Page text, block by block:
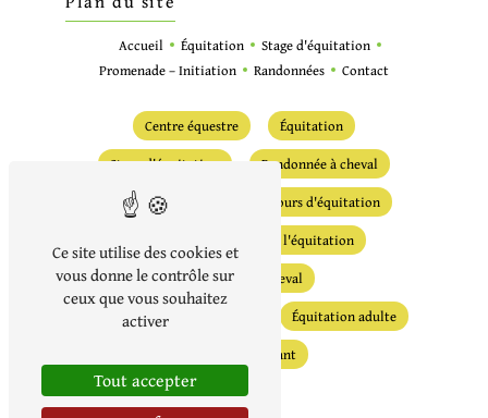
Accueil Équitation
Stage d'équitation
Promenade – Initiation
Randonnées Contact
Centre équestre
Équitation
Stage d'équitation
Randonnée à cheval
Randonnée équestre
Cours d'équitation
Initiation à l'équitation
Promenade à cheval
Stage d'initiation équestre
Équitation adulte
Équitation enfant
Ce site utilise des cookies et
vous donne le contrôle sur
ceux que vous souhaitez
activer
Tout accepter